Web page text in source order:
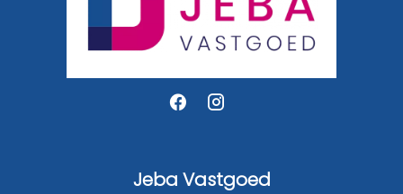
Jeba Vastgoed